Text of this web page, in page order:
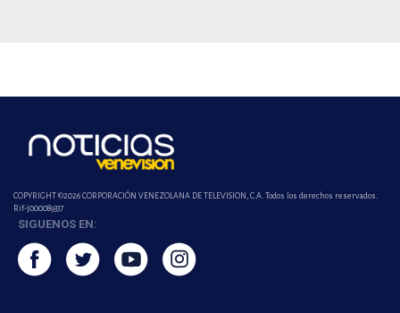
COPYRIGHT ©2026 CORPORACIÓN VENEZOLANA DE TELEVISION, C.A. Todos los derechos reservados.
Rif-j000089337
SIGUENOS EN: